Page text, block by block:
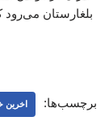
برچسب‌ها: اخرین